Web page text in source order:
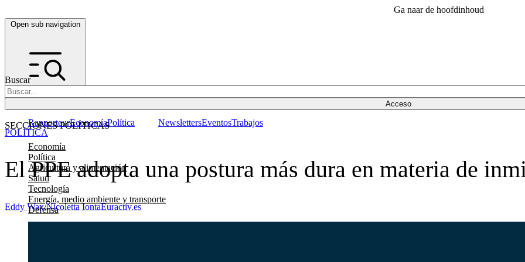
Ga naar de hoofdinhoud
Open sub navigation
Buscar
Acceso
SECCIONES POLÍTICAS
Economía
Política
Agricultura y alimentación
Salud
Tecnología
Energía, medio ambiente y transporte
Defensa
RapporteurEconomíaPolítica NewslettersEventosTrabajos
El PPE adopta una postura más dura en materia de
POLÍTICA
Eddy Wax/Nicoletta IontaEuractiv.es